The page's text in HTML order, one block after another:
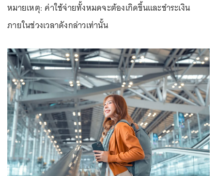
หมายเหตุ: ค่าใช้จ่ายทั้งหมดจะต้องเกิดขึ้นและชำระเงิน
ภายในช่วงเวลาดังกล่าวเท่านั้น